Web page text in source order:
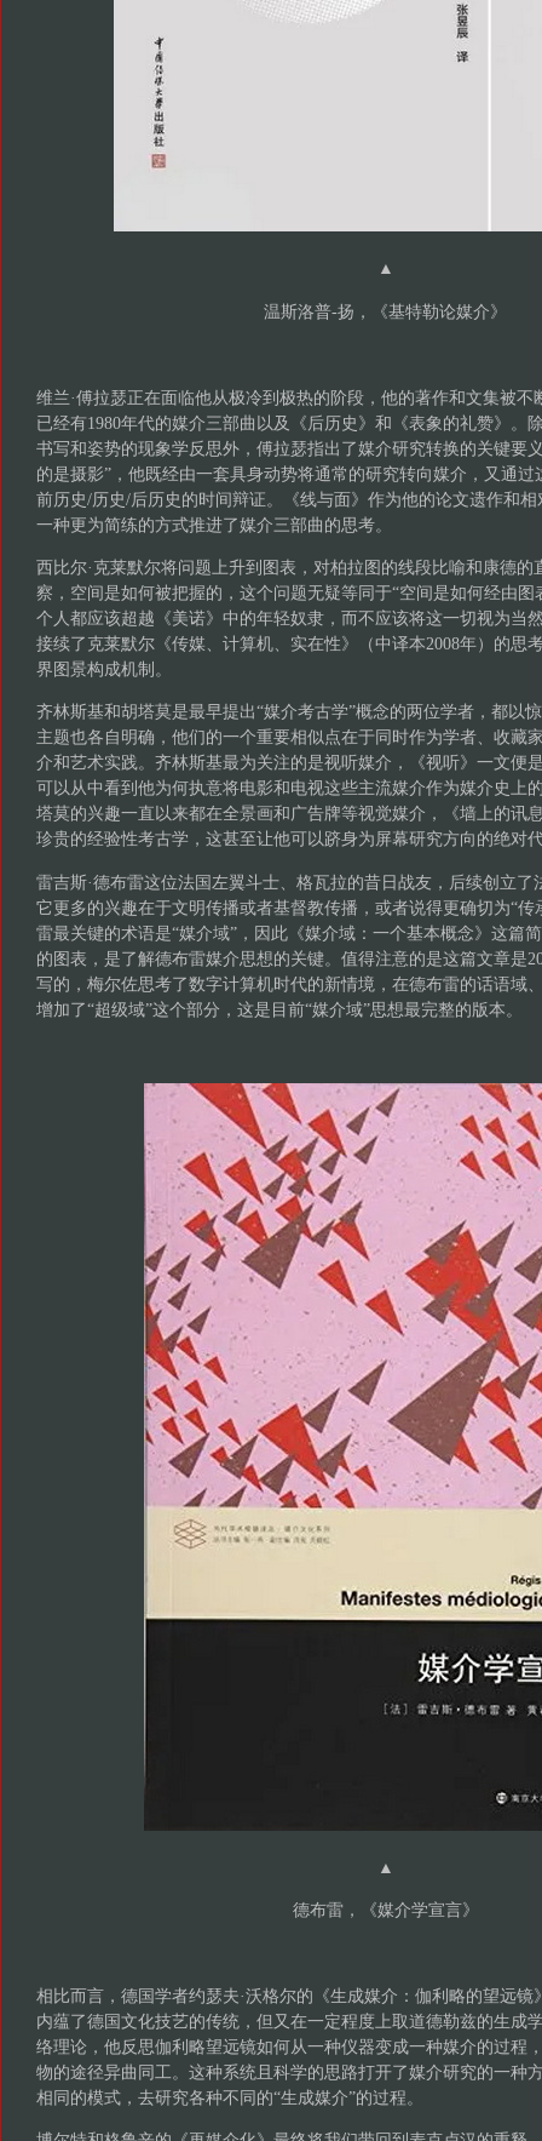
▲
温斯洛普-扬，《基特勒论媒介》
维兰·傅拉瑟正在面临他从极冷到极热的阶段，他的著作和文集被不
已经有1980年代的媒介三部曲以及《后历史》和《表象的礼赞》。
书写和姿势的现象学反思外，傅拉瑟指出了媒介研究转换的关键要
的是摄影”，他既经由一套具身动势将通常的研究转向媒介，又通过
前历史/历史/后历史的时间辩证。《线与面》作为他的论文遗作和
一种更为简练的方式推进了媒介三部曲的思考。
西比尔·克莱默尔将问题上升到图表，对柏拉图的线段比喻和康德的
察，空间是如何被把握的，这个问题无疑等同于“空间是如何经由图
个人都应该超越《美诺》中的年轻奴隶，而不应该将这一切视为当
接续了克莱默尔《传媒、计算机、实在性》（中译本2008年）的思
界图景构成机制。
齐林斯基和胡塔莫是最早提出“媒介考古学”概念的两位学者，都以
主题也各自明确，他们的一个重要相似点在于同时作为学者、收藏
介和艺术实践。齐林斯基最为关注的是视听媒介，《视听》一文便
可以从中看到他为何执意将电影和电视这些主流媒介作为媒介史上的
塔莫的兴趣一直以来都在全景画和广告牌等视觉媒介，《墙上的讯
珍贵的经验性考古学，这甚至让他可以跻身为屏幕研究方向的绝对
雷吉斯·德布雷这位法国左翼斗士、格瓦拉的昔日战友，后续创立了
它更多的兴趣在于文明传播或者基督教传播，或者说得更确切为“传
雷最关键的术语是“媒介域”，因此《媒介域：一个基本概念》这篇
的图表，是了解德布雷媒介思想的关键。值得注意的是这篇文章是
写的，梅尔佐思考了数字计算机时代的新情境，在德布雷的话语域
增加了“超级域”这个部分，这是目前“媒介域”思想最完整的版本。
▲
德布雷，《媒介学宣言》
相比而言，德国学者约瑟夫·沃格尔的《生成媒介：伽利略的望远镜
内蕴了德国文化技艺的传统，但又在一定程度上取道德勒兹的生成
络理论，他反思伽利略望远镜如何从一种仪器变成一种媒介的过程
物的途径异曲同工。这种系统且科学的思路打开了媒介研究的一种
相同的模式，去研究各种不同的“生成媒介”的过程。